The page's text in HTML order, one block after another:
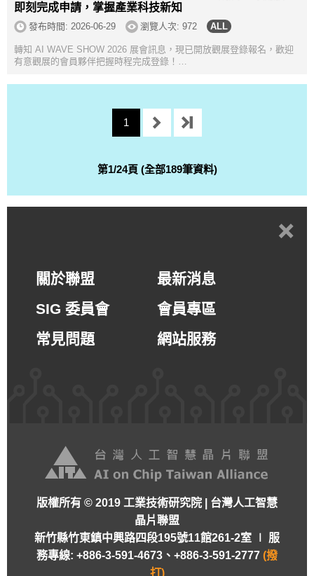
即刻完成申請，掌握產業科技新知
發布時間: 2026-06-29 瀏覽人次: 972
轉知 AI WAVE SHOW 2026 展會訊息，現已開放觀展登錄報名，歡迎
有意觀展的會員夥伴把握時程完成登錄！
延續 COMPUTEX AI 熱潮，全台最具指標性 A...
1
第1/24頁 (全部189筆資料)
+
關於聯盟
最新消息
SIG 委員會
會員專區
常見問題
網站服務
版權所有 © 2019 工業技術研究院 | 台灣人工智慧
晶片聯盟
新竹縣竹東鎮中興路四段195號11館261-2室 ∣ 服
務專線: +886-3-591-4673、+886-3-591-2777 (撥
打)